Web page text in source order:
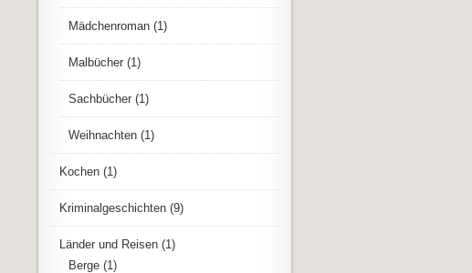
Mädchenroman (1)
Malbücher (1)
Sachbücher (1)
Weihnachten (1)
Kochen (1)
Kriminalgeschichten (9)
Länder und Reisen (1)
Berge (1)